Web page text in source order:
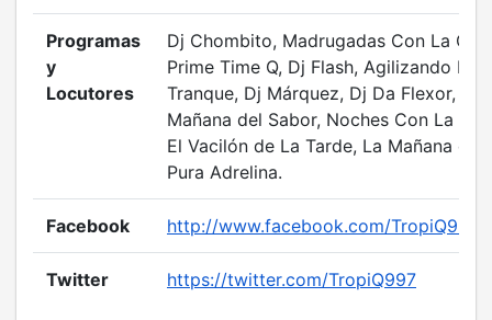
Programas
y
Locutores
Dj Chombito, Madrugadas Con La Q,
Prime Time Q, Dj Flash, Agilizando El
Tranque, Dj Márquez, Dj Da Flexor, La
Mañana del Sabor, Noches Con La Q,
El Vacilón de La Tarde, La Mañana de
Pura Adrelina.
Facebook http://www.facebook.com/TropiQ99.7
Twitter https://twitter.com/TropiQ997